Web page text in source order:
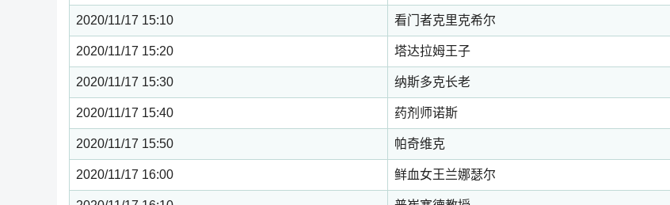
2020/11/17 15:10 看门者克里克希尔
2020/11/17 15:20 塔达拉姆王子
2020/11/17 15:30 纳斯多克长老
2020/11/17 15:40 药剂师诺斯
2020/11/17 15:50 帕奇维克
2020/11/17 16:00 鲜血女王兰娜瑟尔